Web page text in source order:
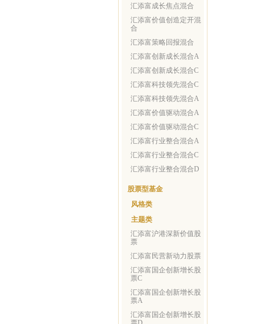
汇添富成长焦点混合
汇添富价值创造定开混
合
汇添富策略回报混合
汇添富创新成长混合A
汇添富创新成长混合C
汇添富科技领先混合C
汇添富科技领先混合A
汇添富价值驱动混合A
汇添富价值驱动混合C
汇添富行业整合混合A
汇添富行业整合混合C
汇添富行业整合混合D
股票型基金
风格类
主题类
汇添富沪港深新价值股
票
汇添富民营新动力股票
汇添富国企创新增长股
票C
汇添富国企创新增长股
票A
汇添富国企创新增长股